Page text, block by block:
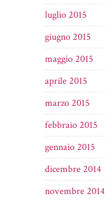
luglio 2015
giugno 2015
maggio 2015
aprile 2015
marzo 2015
febbraio 2015
gennaio 2015
dicembre 2014
novembre 2014